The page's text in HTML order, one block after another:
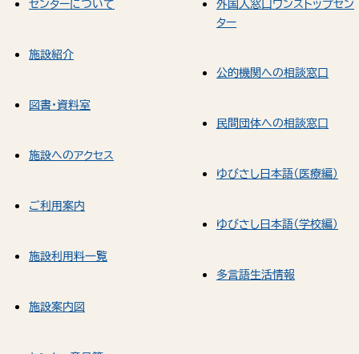
センターについて
施設紹介
図書・資料室
施設へのアクセス
ご利用案内
施設利用料一覧
施設案内図
外国人窓口ワンストップセン
ター
公的機関への相談窓口
民間団体への相談窓口
ゆびさし日本語（医療編）
ゆびさし日本語（学校編）
多言語生活情報